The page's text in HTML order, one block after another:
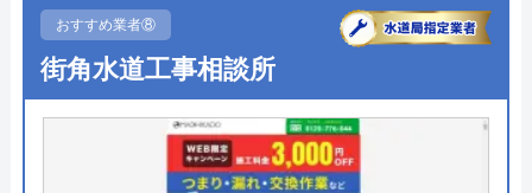
●受付時間
●定休日 年中無休
●出張見積もり 出張見積もり無料
現金、銀行振込、クレジットカー
ド、コンビニ後払い、QR決済
おすすめ業者⑧
街角水道工事相談所